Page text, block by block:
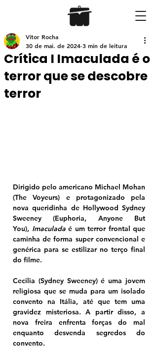
Crítica I Imaculada é o
terror que se descobre
terror
Vitor Rocha
30 de mai. de 2024 3 min de leitura
Dirigido pelo americano Michael Mohan
(The Voyeurs) e protagonizado pela
nova queridinha de Hollywood Sydney
Sweeney (Euphoria, Anyone But
You), Imaculada é um terror frontal que
caminha de forma super convencional e
genérica para se estilizar no terço final
do filme.
Cecilia (Sydney Sweeney) é uma jovem
religiosa que se muda para um isolado
convento na Itália, até que tem uma
gravidez misteriosa. A partir disso, a
nova freira enfrenta forças do mal
enquanto desvenda segredos do
convento.